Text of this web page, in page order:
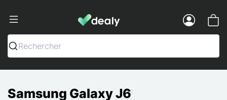
Dealy - Capas e acessórios para
Rechercher
Samsung Galaxy J6